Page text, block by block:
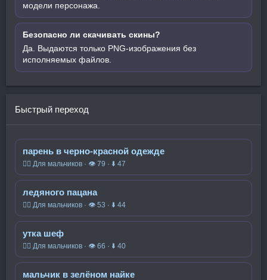
модели персонажа.
Безопасно ли скачивать скины?
Да. Выдаются только PNG-изображения без
исполняемых файлов.
Быстрый переход
парень в черно-красной одежде
🧍‍♂️ Для мальчиков · 👁 79 · ⬇ 47
ледяного пацана
🧍‍♂️ Для мальчиков · 👁 53 · ⬇ 44
утка шеф
🧍‍♂️ Для мальчиков · 👁 66 · ⬇ 40
мальчик в зелёном найке